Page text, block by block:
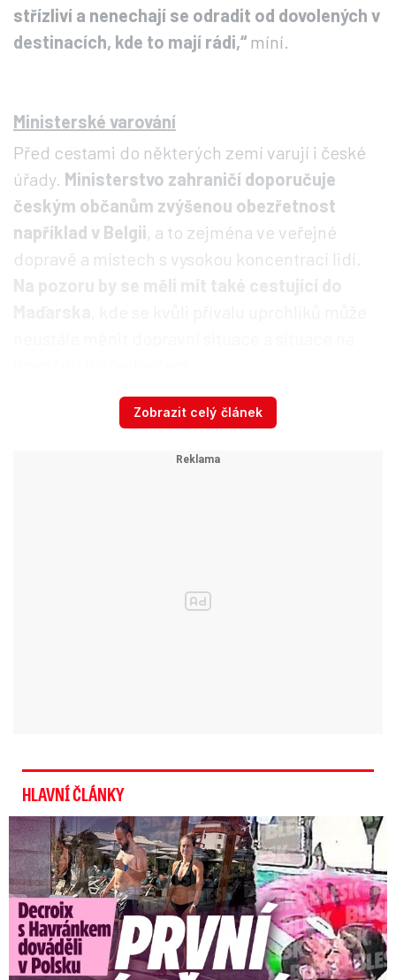
střízliví a nenechají se odradit od dovolených v
destinacích, kde to mají rádi,“ míní.
Ministerské varování
Před cestami do některých zemí varují i české
úřady. Ministerstvo zahraničí doporučuje
českým občanům zvýšenou obezřetnost
například v Belgii, a to zejména ve veřejné
dopravě a místech s vysokou koncentrací lidí.
Na pozoru by se měli mít také cestující do
Z Bruselu se stalo město
duchů: Ulice zejí prázdnotou a
výjimečný stav až do konce února.
cestovat s ohledem na možné útoky nebo únosy
západních turistů.
ISIS vraždil v Tunisku. Pumový
útok má nejméně 12 obětí,
vyhlášen výjimečný stav
Zobrazit celý článek
HLAVNÍ ČLÁNKY
Exministryně s Havránkem dováděli v Polsku: První slova!